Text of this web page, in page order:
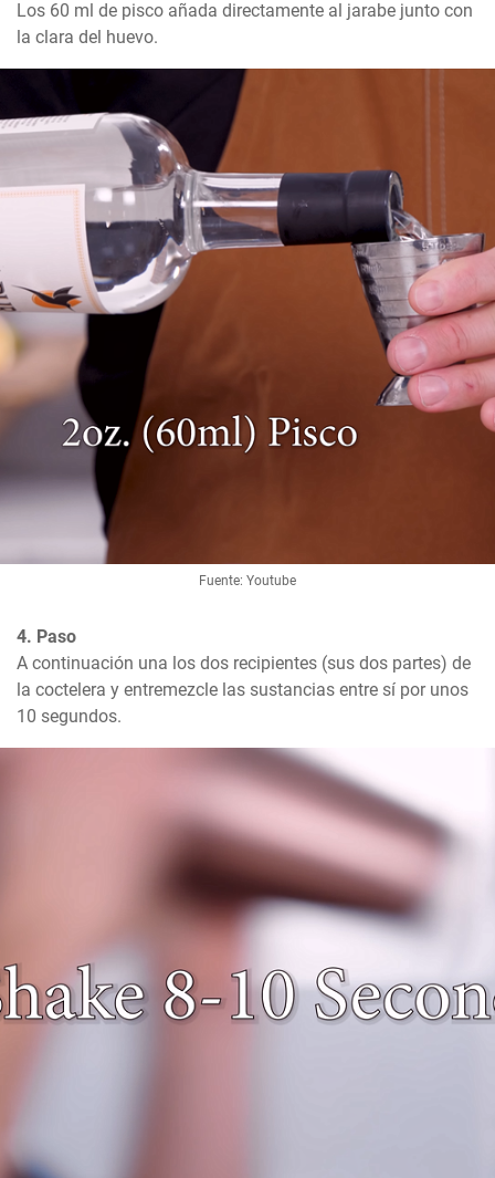
Los 60 ml de pisco añada directamente al jarabe junto con
la clara del huevo.
Fuente: Youtube
4. Paso
A continuación una los dos recipientes (sus dos partes) de
la coctelera y entremezcle las sustancias entre sí por unos
10 segundos.